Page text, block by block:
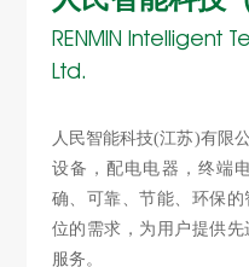
RENMIN Intelligent
Ltd.
人民智能科技(江苏)有限
设备，配电电器，终端
确、可靠、节能、环保
位的需求，为用户提供
服务。